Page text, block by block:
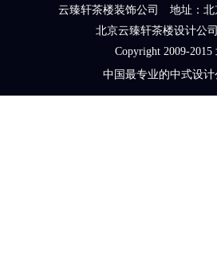
云臻轩茶楼装饰公司 地址：北
北京云臻轩茶楼设计公
Copyright 2009-
中国最专业的中式设